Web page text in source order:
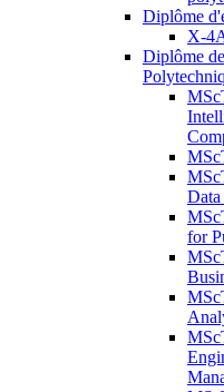
Diplôme
X-
Diplôme
for